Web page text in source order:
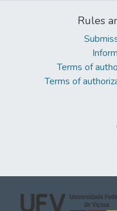
Rules
Terms of
Terms of